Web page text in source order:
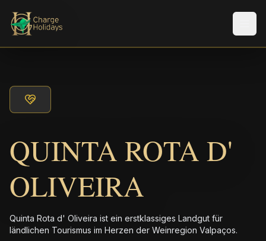
QUINTA ROTA D'
OLIVEIRA
Quinta Rota d' Oliveira ist ein erstklassiges Landgut für
ländlichen Tourismus im Herzen der Weinregion Valpaços.